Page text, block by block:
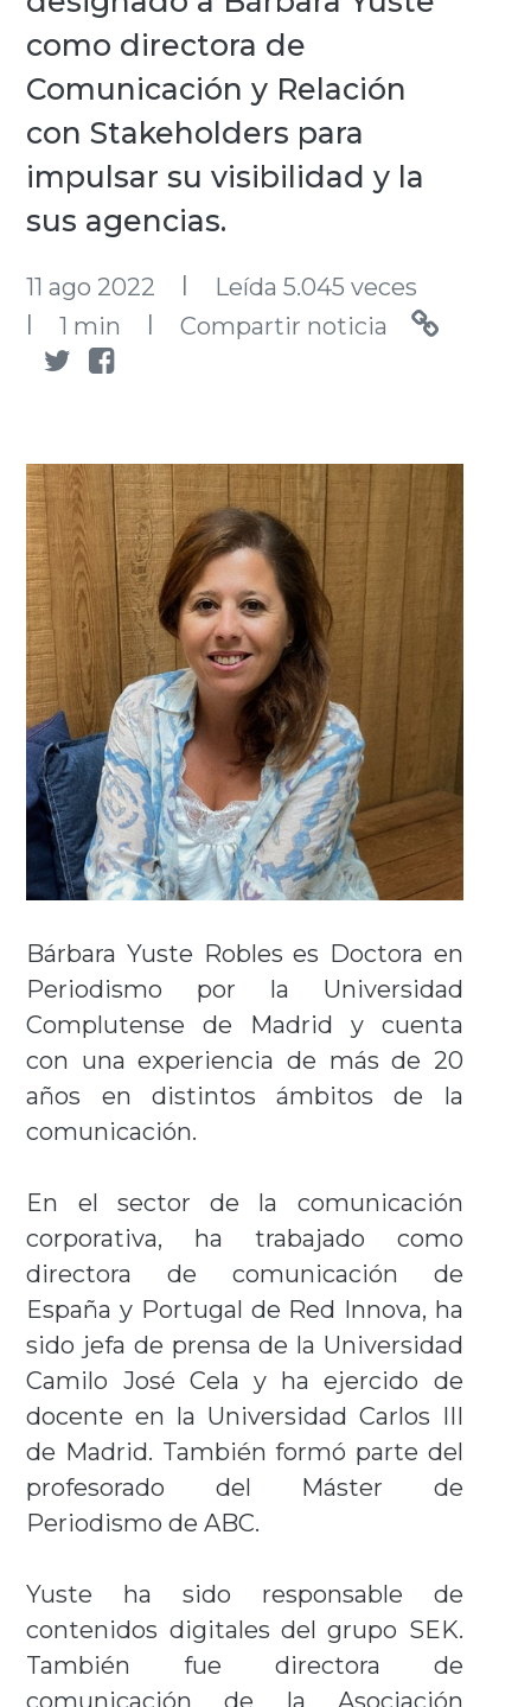
como directora de
Comunicación y Relación
con Stakeholders para
impulsar su visibilidad y la
sus agencias.
11 ago 2022 l Leída 5.045 veces
l 1 min l Compartir noticia
Bárbara Yuste Robles es Doctora en
Periodismo por la Universidad
Complutense de Madrid y cuenta
con una experiencia de más de 20
años en distintos ámbitos de la
comunicación.
En el sector de la comunicación
corporativa, ha trabajado como
directora de comunicación de
España y Portugal de Red Innova, ha
sido jefa de prensa de la Universidad
Camilo José Cela y ha ejercido de
docente en la Universidad Carlos III
de Madrid. También formó parte del
profesorado del Máster de
Periodismo de ABC.
Yuste ha sido responsable de
contenidos digitales del grupo SEK.
También fue directora de
comunicación de la Asociación